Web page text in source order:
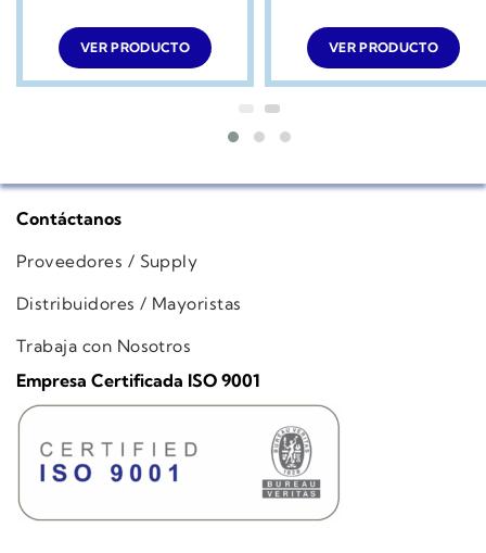
VER PRODUCTO VER PRODUCTO
Contáctanos
Proveedores / Supply
Distribuidores / Mayoristas
Trabaja con Nosotros
Empresa Certificada ISO 9001